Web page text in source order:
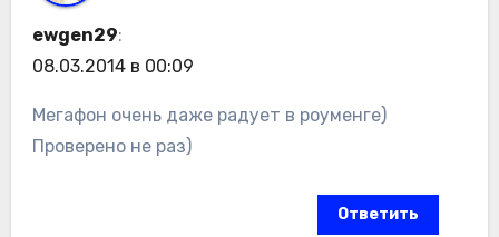
ewgen29:
08.03.2014 в 00:09
Мегафон очень даже радует в роуменге)
Проверено не раз)
Ответить